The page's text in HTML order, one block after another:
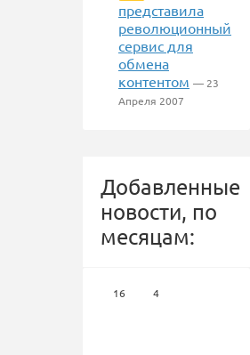
представила
революционный
сервис для
обмена
контентом — 23
Апреля 2007
Добавленные
новости, по
месяцам:
16 4